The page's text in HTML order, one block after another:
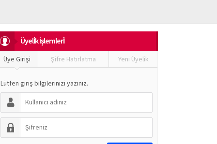
Üyeli̇k İşlemleri̇
Üye Girişi Şifre Hatırlatma Yeni Üyelik
Lütfen giriş bilgilerinizi yazınız.